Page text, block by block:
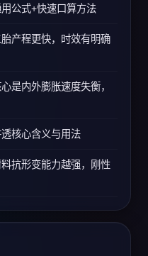
公式+快速口算方法
产程更快，时效有明确
是内外膨胀速度失衡，
核心含义与用法
抗形变能力越强，刚性